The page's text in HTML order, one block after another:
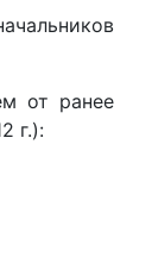
от ранее
г.):